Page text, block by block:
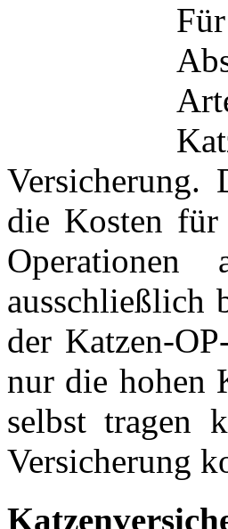
Versicherung.
die Kosten
Operationen
ausschließlich
der Katzen-
nur die hohen
selbst tragen
Versicherung